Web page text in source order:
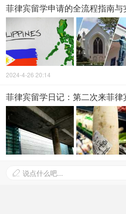
菲律宾留学申请的全流程指南与
2024-4-26 20:14
菲律宾留学日记：第二次来菲
 说点什么吧...